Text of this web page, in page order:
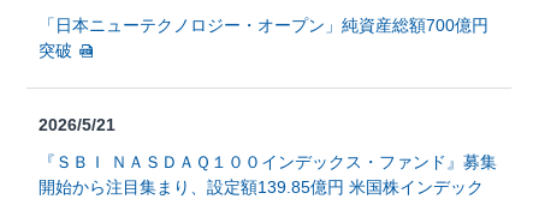
「日本ニューテクノロジー・オープン」純資産総額700億円
突破
2026/5/21
『ＳＢＩ ＮＡＳＤＡＱ１００インデックス・ファンド』募集
開始から注目集まり、設定額139.85億円 米国株インデック